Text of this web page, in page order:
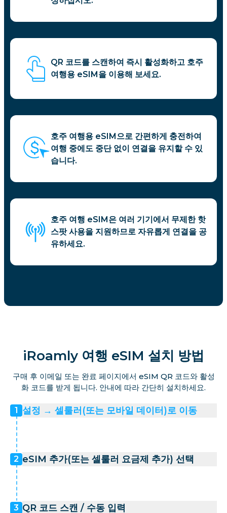
QR 코드를 스캔하여 즉시 활성화하고 호주
여행용 eSIM을 이용해 보세요.
호주 여행용 eSIM으로 간편하게 충전하여
여행 중에도 중단 없이 연결을 유지할 수 있
습니다.
호주 여행 eSIM은 여러 기기에서 무제한 핫
스팟 사용을 지원하므로 자유롭게 연결을 공
유하세요.
iRoamly 여행 eSIM 설치 방법
구매 후 이메일 또는 완료 페이지에서 eSIM QR 코드와 활성
화 코드를 받게 됩니다. 안내에 따라 간단히 설치하세요.
1 설정 → 셀룰러(또는 모바일 데이터)로 이동
2 eSIM 추가(또는 셀룰러 요금제 추가) 선택
3 QR 코드 스캔 / 수동 입력